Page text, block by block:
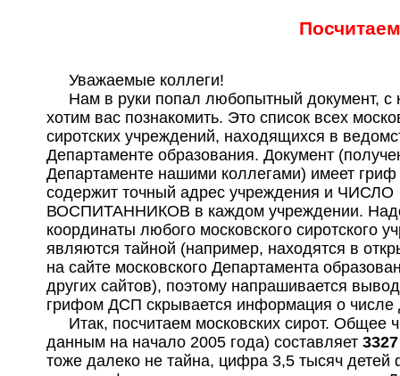
Уважаемые коллеги!
Нам в руки попал любопытный документ, с
хотим вас познакомить. Это список всех
сиротских учреждений, находящихся в
Департаменте образования. Документ
Департаменте нашими коллегами) имеет
содержит точный адрес учреждения и ЧИСЛО
ВОСПИТАННИКОВ в каждом учреждении. Надо
координаты любого московского сиротского
являются тайной (например, находятся в
на сайте московского Департамента
других сайтов), поэтому напрашивается
грифом ДСП скрывается информация о числе
Итак, посчитаем московских сирот. Общее
данным на начало 2005 года) составляет 3327
тоже далеко не тайна, цифра 3,5 тысяч детей